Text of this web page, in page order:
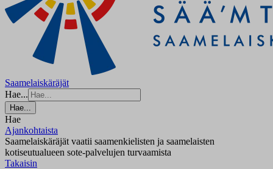
Saamelaiskäräjät
Hae...
Hae...
Hae
Ajankohtaista
Saamelaiskäräjät vaatii saamenkielisten ja saamelaisten
kotiseutualueen sote-palvelujen turvaamista
Takaisin